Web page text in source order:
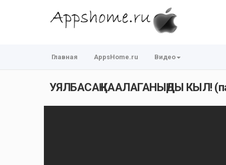
Главная AppsHome.ru Видео
УЯЛБАСАҢ КААЛАГАНЫҢДЫ КЫЛ!